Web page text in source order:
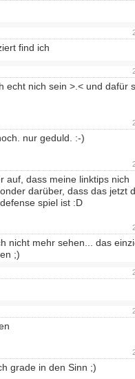
find ich
echt nich sein >.< und dafür
nur geduld. :-)
auf, dass meine linktips nich
darüber, dass das jetzt
spiel ist :D
nicht mehr sehen... das
;)
grade in den Sinn ;)